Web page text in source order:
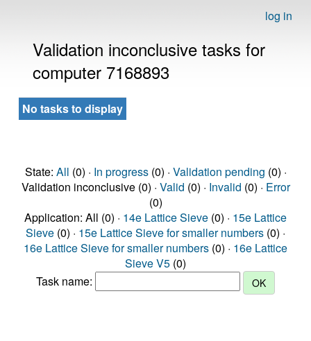
log in
Validation inconclusive tasks for
computer 7168893
No tasks to display
State: All (0) · In progress(0) · Validation pending (0) ·
Validation inconclusive (0) · Valid (0) · Invalid (0) · Error
(0)
Application: All (0) · 14e Lattice Sieve (0) · 15e Lattice
Sieve (0) · 15e Lattice Sieve for smaller numbers (0) ·
16e Lattice Sieve for smaller numbers (0) · 16e Lattice
Sieve V5 (0)
Task name: